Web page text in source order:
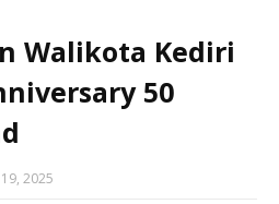
Walikota Kediri
50
2025